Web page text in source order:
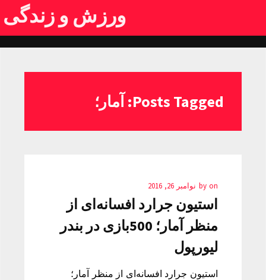
ورزش و زندگی
Posts Tagged: آمار؛
by on نوامبر 26, 2016
استیون جرارد افسانه‌ای از
منظر آمار؛ 500بازی در بندر
لیورپول
استیون جرارد افسانه‌ای از منظر آمار؛